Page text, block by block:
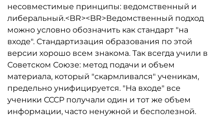
несовместимые принципы: ведомственный и
либеральный.<BR><BR>Ведомственный подход
можно условно обозначить как стандарт "на
входе". Стандартизация образования по этой
версии хорошо всем знакома. Так всегда учили в
Советском Союзе: метод подачи и объем
материала, который "скармливался" ученикам,
предельно унифицируется. "На входе" все
ученики СССР получали один и тот же объем
информации, часто ненужной и бесполезной.